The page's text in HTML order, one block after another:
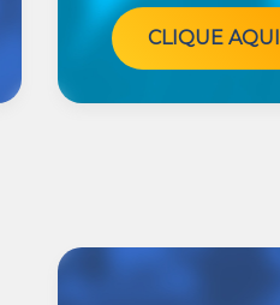
CLIQUE AQUI